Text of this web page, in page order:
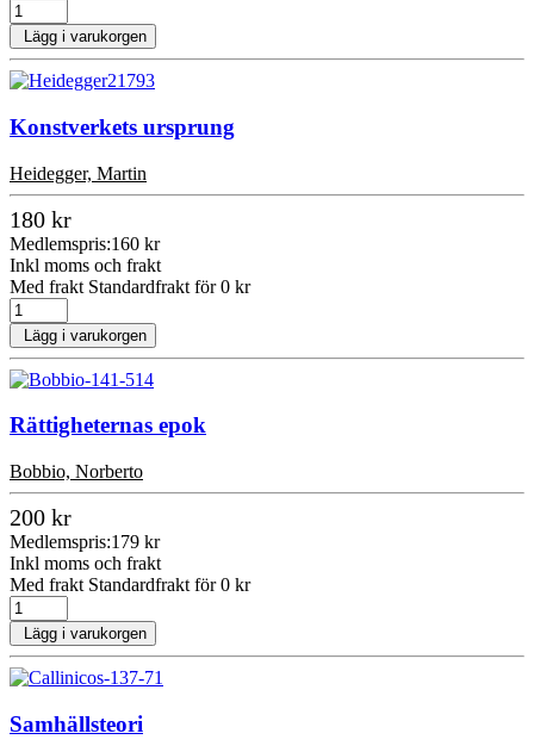
Lägg i varukorgen
Konstverkets ursprung
Heidegger, Martin
180 kr
Medlemspris:160 kr
Inkl moms och frakt
Med frakt Standardfrakt för 0 kr
Lägg i varukorgen
Rättigheternas epok
Bobbio, Norberto
200 kr
Medlemspris:179 kr
Inkl moms och frakt
Med frakt Standardfrakt för 0 kr
Lägg i varukorgen
Samhällsteori